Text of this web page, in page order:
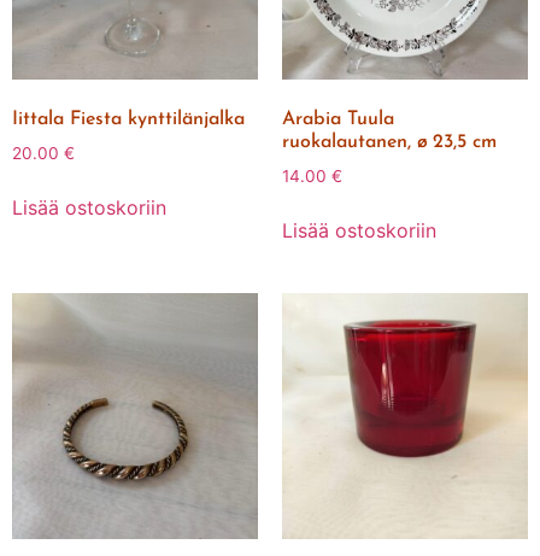
Iittala Fiesta kynttilänjalka
20.00 €
Lisää ostoskoriin
Arabia Tuula
ruokalautanen, ø 23,5 cm
14.00 €
Lisää ostoskoriin